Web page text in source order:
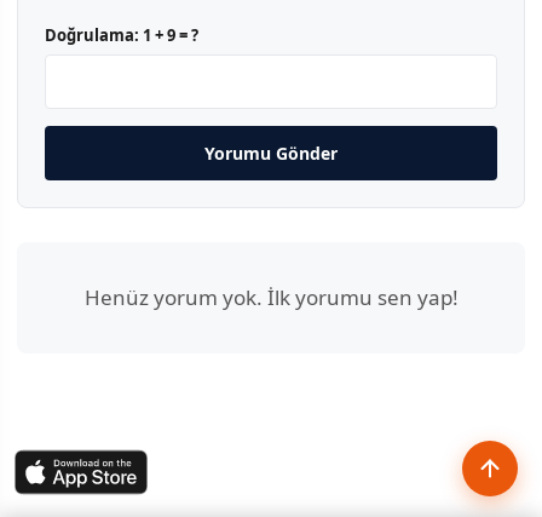
Doğrulama: 1 + 9 = ?
Yorumu Gönder
Henüz yorum yok. İlk yorumu sen yap!